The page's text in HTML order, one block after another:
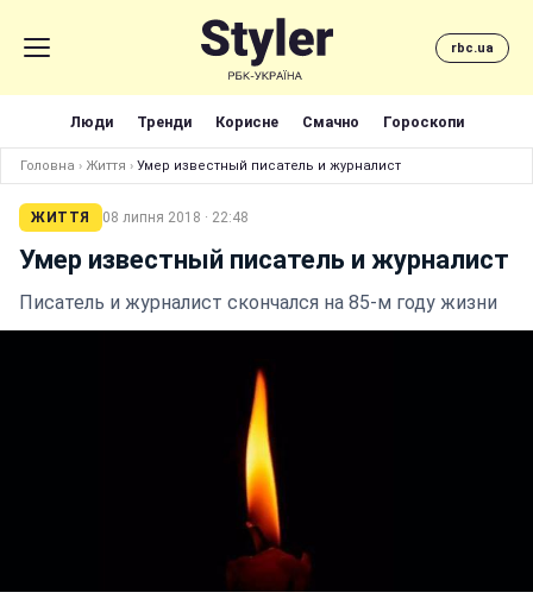
rbc.ua
Люди Тренди Корисне Смачно Гороскопи
Головна › Життя › Умер известный писатель и журналист
ЖИТТЯ 08 липня 2018 · 22:48
Умер известный писатель и журналист
Писатель и журналист скончался на 85-м году жизни